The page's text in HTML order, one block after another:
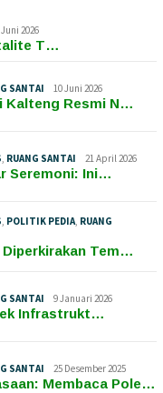
2026
T…
SANTAI 10 Juni 2026
Kalteng Resmi N…
, RUANG SANTAI 21 April 2026
Seremoni: Ini…
, POLITIK PEDIA, RUANG
Diperkirakan Tem…
SANTAI 9 Januari 2026
Infrastrukt…
SANTAI 25 Desember 2025
Membaca Pole…